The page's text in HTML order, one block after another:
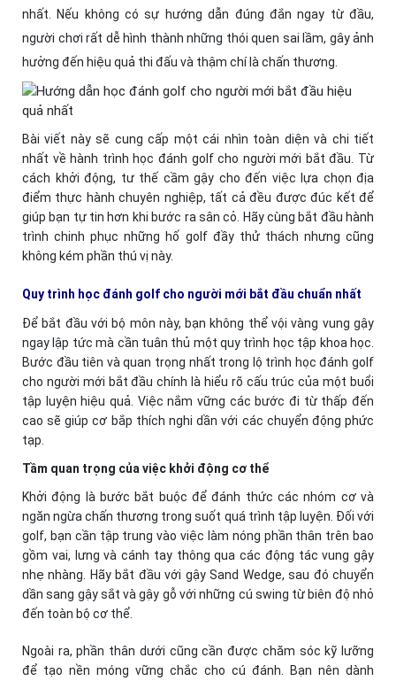
nhất. Nếu không có sự hướng dẫn đúng đắn ngay từ đầu,
người chơi rất dễ hình thành những thói quen sai lầm, gây ảnh
hưởng đến hiệu quả thi đấu và thậm chí là chấn thương.
Bài viết này sẽ cung cấp một cái nhìn toàn diện và chi tiết
nhất về hành trình học đánh golf cho người mới bắt đầu. Từ
cách khởi động, tư thế cầm gậy cho đến việc lựa chọn địa
điểm thực hành chuyên nghiệp, tất cả đều được đúc kết để
giúp bạn tự tin hơn khi bước ra sân cỏ. Hãy cùng bắt đầu hành
trình chinh phục những hố golf đầy thử thách nhưng cũng
không kém phần thú vị này.
Quy trình học đánh golf cho người mới bắt đầu chuẩn nhất
Để bắt đầu với bộ môn này, bạn không thể vội vàng vung gậy
ngay lập tức mà cần tuân thủ một quy trình học tập khoa học.
Bước đầu tiên và quan trọng nhất trong lộ trình học đánh golf
cho người mới bắt đầu chính là hiểu rõ cấu trúc của một buổi
tập luyện hiệu quả. Việc nắm vững các bước đi từ thấp đến
cao sẽ giúp cơ bắp thích nghi dần với các chuyển động phức
tạp.
Tầm quan trọng của việc khởi động cơ thể
Khởi động là bước bắt buộc để đánh thức các nhóm cơ và
ngăn ngừa chấn thương trong suốt quá trình tập luyện. Đối với
golf, bạn cần tập trung vào việc làm nóng phần thân trên bao
gồm vai, lưng và cánh tay thông qua các động tác vung gậy
nhẹ nhàng. Hãy bắt đầu với gậy Sand Wedge, sau đó chuyển
dần sang gậy sắt và gậy gỗ với những cú swing từ biên độ nhỏ
đến toàn bộ cơ thể.
Ngoài ra, phần thân dưới cũng cần được chăm sóc kỹ lưỡng
để tạo nền móng vững chắc cho cú đánh. Bạn nên dành